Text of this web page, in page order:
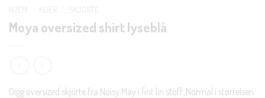
Moya oversized shirt lyseblå
Digg oversized skjorte fra Noisy May i fint lin stoff. Normal i størrelsen